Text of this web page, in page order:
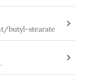
butyl-stearate